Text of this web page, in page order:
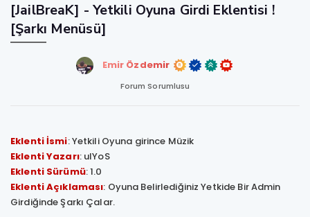
[JailBreaK] - Yetkili Oyuna Girdi Eklentisi !
[Şarkı Menüsü]
Emir Özdemir
Forum Sorumlusu
Eklenti İsmi: Yetkili Oyuna girince Müzik
Eklenti Yazarı: ulYoS
Eklenti Sürümü: 1.0
Eklenti Açıklaması: Oyuna Belirlediğiniz Yetkide Bir Admin
Girdiğinde Şarkı Çalar.